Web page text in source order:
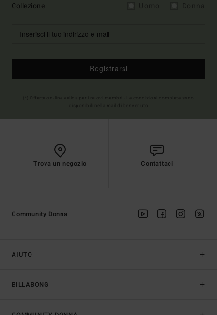
Collezione
Registrarsi
Trova un negozio Contattaci
AIUTO
BILLABONG
Community Donna